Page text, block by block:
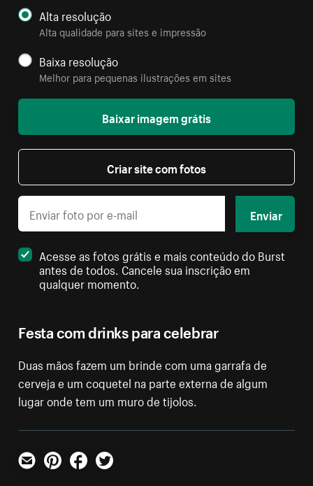
Festa com drinks para celebrar
Duas mãos fazem um brinde com uma garrafa de
cerveja e um coquetel na parte externa de algum
lugar onde tem um muro de tijolos.
Alta resolução
Alta qualidade para sites e impressão
Baixa resolução
Melhor para pequenas ilustrações em sites
Baixar imagem grátis
Criar site com fotos
Enviar
Acesse as fotos grátis e mais conteúdo do Burst
antes de todos. Cancele sua inscrição em
qualquer momento.
E-mailPinterestFacebookTwitter